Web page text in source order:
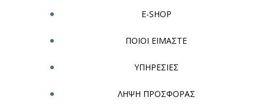
E-SHOP
ΠΟΙΟΙ ΕΙΜΑΣΤΕ
ΥΠΗΡΕΣΙΕΣ
ΛΗΨΗ ΠΡΟΣΦΟΡΑΣ